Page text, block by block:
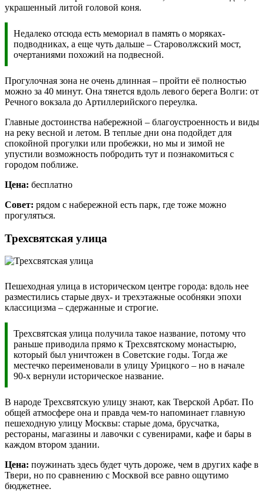
украшенный литой головой коня.
Недалеко отсюда есть мемориал в память о моряках-
подводниках, а еще чуть дальше – Староволжский мост,
очертаниями похожий на подвесной.
Прогулочная зона не очень длинная – пройти её полностью
можно за 40 минут. Она тянется вдоль левого берега Волги: от
Речного вокзала до Артиллерийского переулка.
Главные достоинства набережной – благоустроенность и виды
на реку весной и летом. В теплые дни она подойдет для
спокойной прогулки или пробежки, но мы и зимой не
упустили возможность побродить тут и познакомиться с
городом поближе.
Цена: бесплатно
Совет: рядом с набережной есть парк, где тоже можно
прогуляться.
Трехсвятская улица
Пешеходная улица в историческом центре города: вдоль нее
разместились старые двух- и трехэтажные особняки эпохи
классицизма – сдержанные и строгие.
Трехсвятская улица получила такое название, потому что
раньше приводила прямо к Трехсвятскому монастырю,
который был уничтожен в Советские годы. Тогда же
местечко переименовали в улицу Урицкого – но в начале
90-х вернули историческое название.
В народе Трехсвятскую улицу знают, как Тверской Арбат. По
общей атмосфере она и правда чем-то напоминает главную
пешеходную улицу Москвы: старые дома, брусчатка,
рестораны, магазины и лавочки с сувенирами, кафе и бары в
каждом втором здании.
Цена: поужинать здесь будет чуть дороже, чем в других кафе в
Твери, но по сравнению с Москвой все равно ощутимо
бюджетнее.